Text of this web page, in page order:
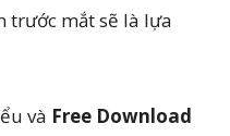
trước mắt sẽ là lựa
và Free Download